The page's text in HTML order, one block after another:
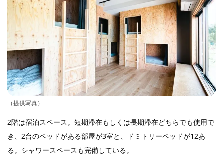
（提供写真）
2階は宿泊スペース。短期滞在もしくは長期滞在どちらでも使用で
き、2台のベッドがある部屋が3室と、ドミトリーベッドが12あ
る。シャワースペースも完備している。